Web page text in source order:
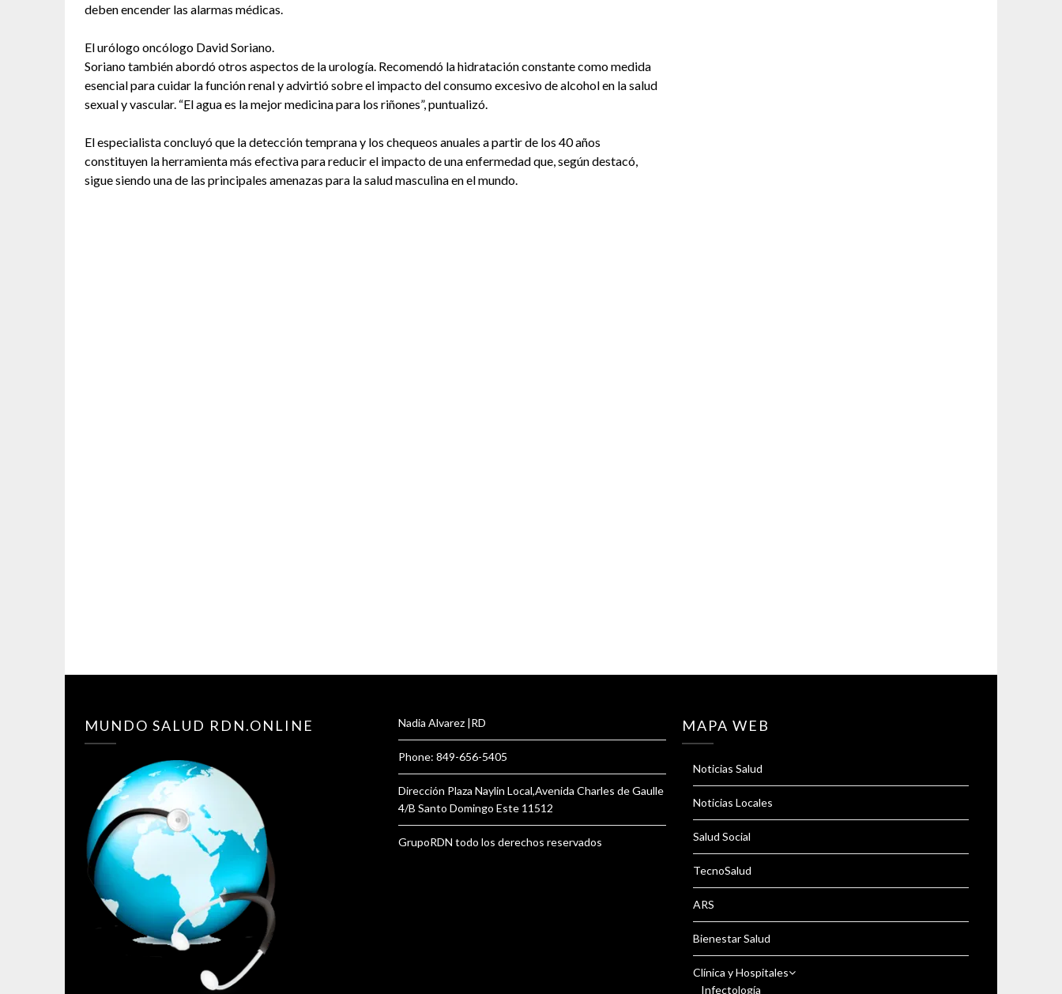
deben encender las alarmas médicas.
El urólogo oncólogo David Soriano.
Soriano también abordó otros aspectos de la urología. Recomendó la hidratación constante como medida
esencial para cuidar la función renal y advirtió sobre el impacto del consumo excesivo de alcohol en la salud
sexual y vascular. “El agua es la mejor medicina para los riñones”, puntualizó.
El especialista concluyó que la detección temprana y los chequeos anuales a partir de los 40 años
constituyen la herramienta más efectiva para reducir el impacto de una enfermedad que, según destacó,
sigue siendo una de las principales amenazas para la salud masculina en el mundo.
MUNDO SALUD RDN.ONLINE Nadia Alvarez |RD
Phone: 849-656-5405
Dirección Plaza Naylin Local,Avenida Charles de Gaulle
4/B Santo Domingo Este 11512
GrupoRDN todo los derechos reservados
MAPA WEB
Noticias Salud
Noticias Locales
Salud Social
TecnoSalud
ARS
Bienestar Salud
Clínica y Hospitales
Infectología